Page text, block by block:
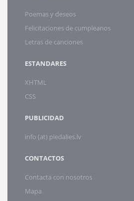
Poemas y deseos
Felicitaciones de cumpleanos
Letras de canciones
ESTANDARES
XHTML
CSS
PUBLICIDAD
info (at) piedalies.lv
CONTACTOS
Contacta con nosotros
Mapa